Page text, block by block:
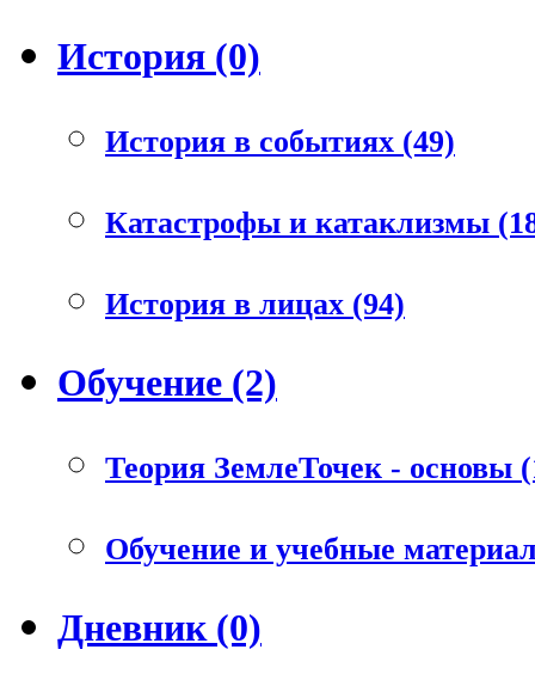
История (0)
История в событиях (49)
Катастрофы и катаклизмы
История в лицах (94)
Обучение (2)
Теория ЗемлеТочек - основы
Обучение и учебные
Дневник (0)